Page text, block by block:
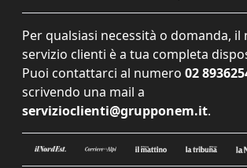
Per qualsiasi necessità o domanda, il
servizio clienti è a tua completa
Puoi contattarci al numero 02
scrivendo una mail a
servizioclienti@grupponem.it.